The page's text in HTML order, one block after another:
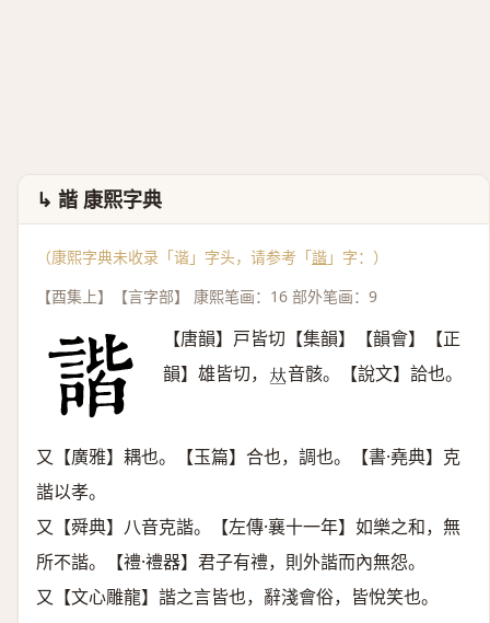
↳ 諧 康熙字典
（康熙字典未收录「谐」字头，请参考「諧 」字：）
【酉集上】【言字部】 康熙笔画：16 部外笔画：9
【唐韻】戸皆切【集韻】【韻會】【正
韻】雄皆切， 𠀤音骸。【說文】詥也。
又【廣雅】耦也。【玉篇】合也，調也。【書·堯典】克
諧以孝。
又【舜典】八音克諧。【左傳·襄十一年】如樂之和，無
所不諧。【禮·禮器】君子有禮，則外諧而內無怨。
又【文心雕龍】諧之言皆也，辭淺會俗，皆悅笑也。